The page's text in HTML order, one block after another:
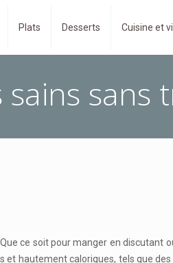
Plats Desserts Cuisine et
sans
ce soit pour manger en discutant
hautement caloriques, tels que